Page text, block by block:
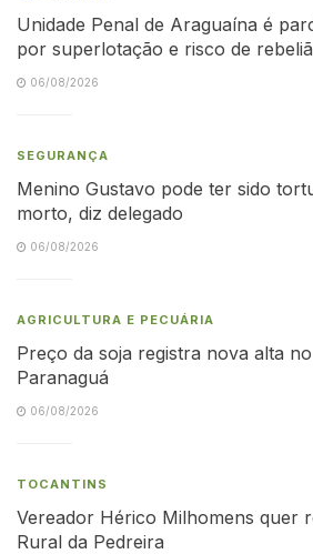
Unidade Penal de Araguaína é
por superlotação e risco de
06/08/2026
SEGURANÇA
Menino Gustavo pode ter sido
morto, diz delegado
06/08/2026
AGRICULTURA E PECUÁRIA
Preço da soja registra nova alta
Paranaguá
06/08/2026
TOCANTINS
Vereador Hérico Milhomens quer
Rural da Pedreira